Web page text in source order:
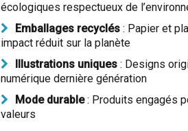
écologiques respectueux de
Emballages recyclés : Papier et
impact réduit sur la planète
Illustrations uniques : Designs
numérique dernière génération
Mode durable: Produits engagés
valeurs